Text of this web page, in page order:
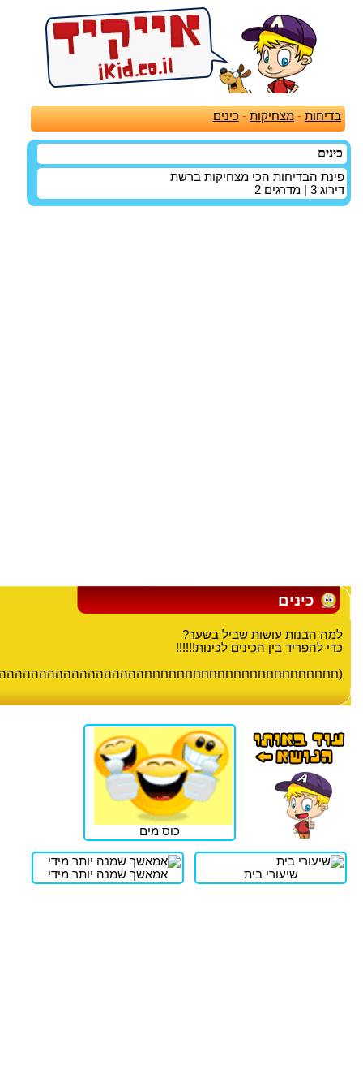
בדיחות -מצחיקות - כינים
כינים
פינת הבדיחות הכי מצחיקות ברשת
דירוג 3 | מדרגים 2
כינים
למה הבנות עושות שביל בשער?
כדי להפריד בין הכינים לכינות!!!!!!
כוס מים
שיעורי בית אמאשך שמנה יותר מידי